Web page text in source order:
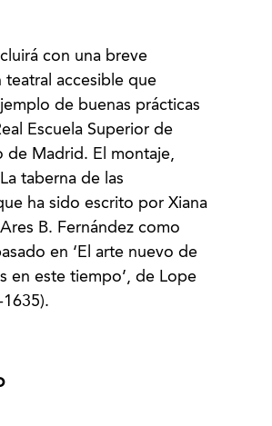
con una breve
teatral accesible que
de buenas prácticas
Escuela Superior de
de Madrid. El montaje,
taberna de las
ha sido escrito por Xiana
B. Fernández como
en ‘El arte nuevo de
en este tiempo’, de Lope